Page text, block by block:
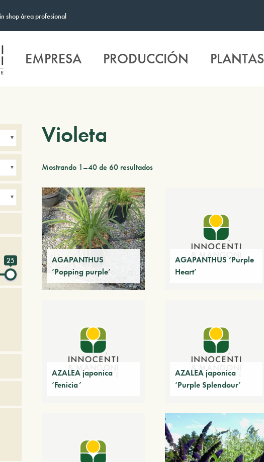
shop área profesional
EMPRESA PRODUCCIÓN PLANTAS
Violeta
Mostrando 1–40 de 60 resultados
AGAPANTHUS
‘Popping purple’
AGAPANTHUS ‘Purple
Heart’
AZALEA japonica
‘Fenicia’
AZALEA japonica
‘Purple Splendour’
25